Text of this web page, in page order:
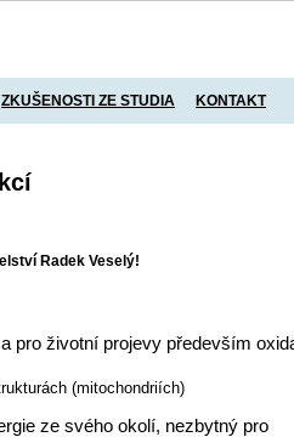
ZKUŠENOSTI ZE STUDIA KONTAKT
Radek Veselý!
pro životní projevy především
(mitochondriích)
ze svého okolí, nezbytný pro